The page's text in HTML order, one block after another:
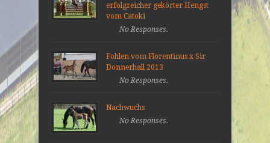
erfolgreicher gekörter Hengst
vom Catoki
No Responses.
Fohlen vom Florentinus x Sir
Donnerhall 2013
No Responses.
Nachwuchs
No Responses.